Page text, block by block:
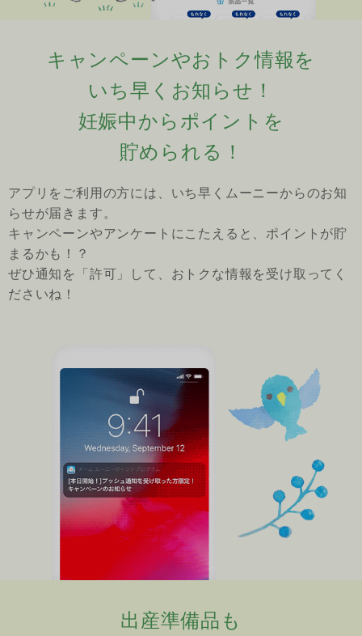
キャンペーンやおトク情報を
いち早くお知らせ！
妊娠中からポイントを
貯められる！
アプリをご利用の方には、いち早くムーニーからのお知
らせが届きます。
キャンペーンやアンケートにこたえると、ポイントが貯
まるかも！？
ぜひ通知を「許可」して、おトクな情報を受け取ってく
ださいね！
出産準備品も